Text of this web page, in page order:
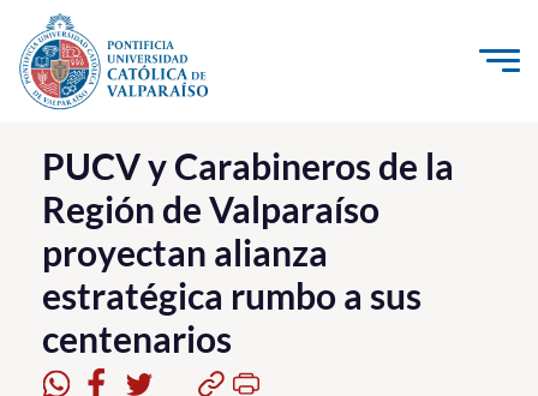
Click acá para ir directamente al contenido
La Universidad
Investigación, Creación e Innovación
PUCV Internacional
Vinculación con el Medio
Admisión
PUCV y Carabineros de la
Región de Valparaíso
proyectan alianza
estratégica rumbo a sus
centenarios